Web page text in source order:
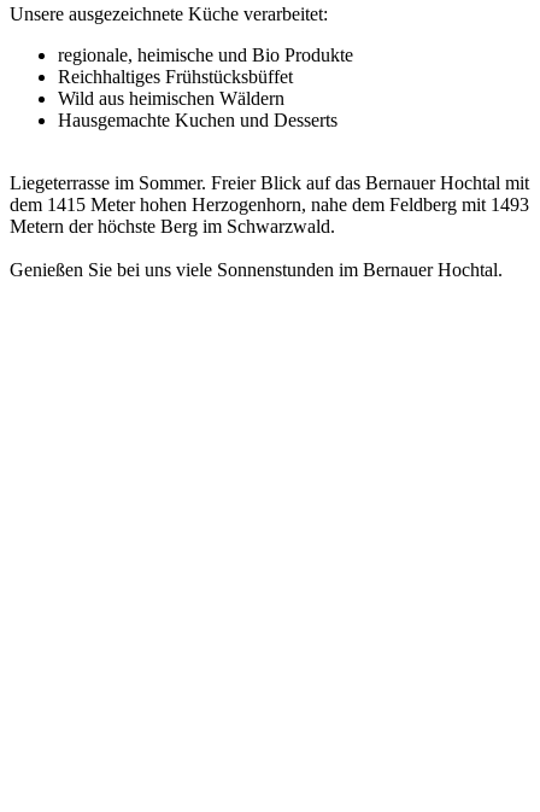
Unsere ausgezeichnete Küche verarbeitet:
regionale, heimische und Bio Produkte
Reichhaltiges Frühstücksbüffet
Wild aus heimischen Wäldern
Hausgemachte Kuchen und Desserts
Liegeterrasse im Sommer. Freier Blick auf das Bernauer Hochtal mit
dem 1415 Meter hohen Herzogenhorn, nahe dem Feldberg mit 1493
Metern der höchste Berg im Schwarzwald.
Genießen Sie bei uns viele Sonnenstunden im Bernauer Hochtal.